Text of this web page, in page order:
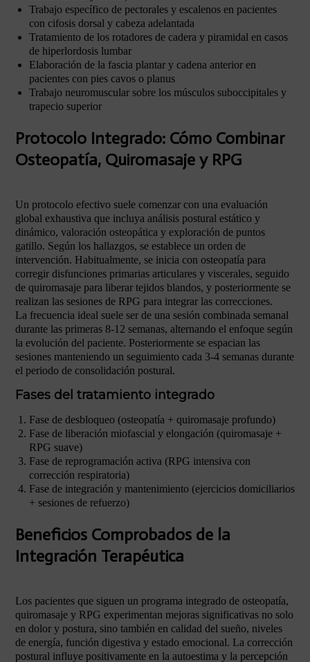
Trabajo específico de pectorales y escalenos en pacientes
con cifosis dorsal y cabeza adelantada
Tratamiento de los rotadores de cadera y piramidal en casos
de hiperlordosis lumbar
Elaboración de la fascia plantar y cadena anterior en
pacientes con pies cavos o planus
Trabajo neuromuscular sobre los músculos suboccipitales y
trapecio superior
Protocolo Integrado: Cómo Combinar
Osteopatía, Quiromasaje y RPG
Un protocolo efectivo suele comenzar con una evaluación
global exhaustiva que incluya análisis postural estático y
dinámico, valoración osteopática y exploración de puntos
gatillo. Según los hallazgos, se establece un orden de
intervención. Habitualmente, se inicia con osteopatía para
corregir disfunciones primarias articulares y viscerales, seguido
de quiromasaje para liberar tejidos blandos, y posteriormente se
realizan las sesiones de RPG para integrar las correcciones.
La frecuencia ideal suele ser de una sesión combinada semanal
durante las primeras 8-12 semanas, alternando el enfoque según
la evolución del paciente. Posteriormente se espacian las
sesiones manteniendo un seguimiento cada 3-4 semanas durante
el periodo de consolidación postural.
Fases del tratamiento integrado
Fase de desbloqueo (osteopatía + quiromasaje profundo)
Fase de liberación miofascial y elongación (quiromasaje +
RPG suave)
Fase de reprogramación activa (RPG intensiva con
corrección respiratoria)
Fase de integración y mantenimiento (ejercicios domiciliarios
+ sesiones de refuerzo)
Beneficios Comprobados de la
Integración Terapéutica
Los pacientes que siguen un programa integrado de osteopatía,
quiromasaje y RPG experimentan mejoras significativas no solo
en dolor y postura, sino también en calidad del sueño, niveles
de energía, función digestiva y estado emocional. La corrección
postural influye positivamente en la autoestima y la percepción